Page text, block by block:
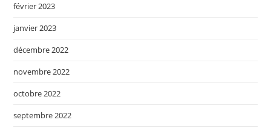
février 2023
janvier 2023
décembre 2022
novembre 2022
octobre 2022
septembre 2022